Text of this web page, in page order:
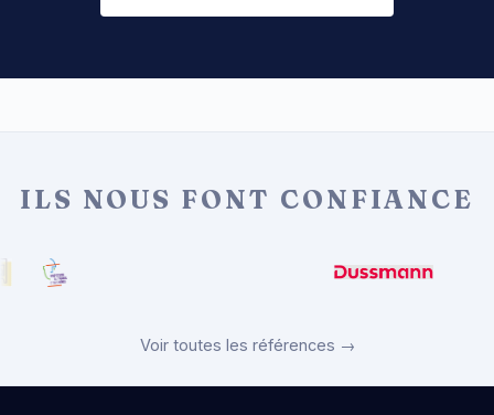
ILS NOUS FONT CONFIANCE
Voir toutes les références →